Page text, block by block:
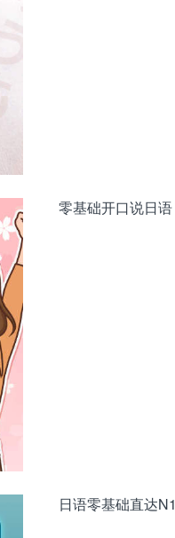
零基础开口说日语
日语零基础直达